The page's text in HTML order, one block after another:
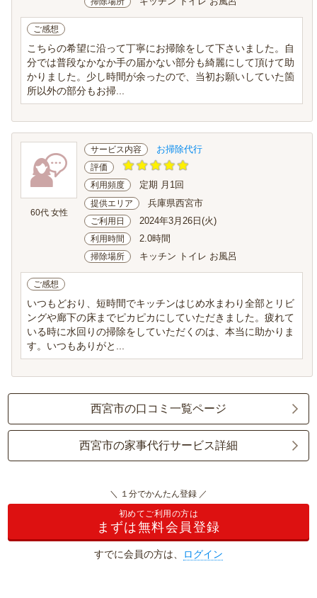
ご感想
こちらの希望に沿って丁寧にお掃除をして下さいました。自
分では普段なかなか手の届かない部分も綺麗にして頂けて助
かりました。少し時間が余ったので、当初お願いしていた箇
所以外の部分もお掃...
60代 女性
サービス内容 お掃除代行
評価
利用頻度
定期 月1回
提供エリア 兵庫県西宮市
ご利用日 2024年3月26日(火)
利用時間 2.0時間
掃除場所 キッチン トイレ お風呂
ご感想
いつもどおり、短時間でキッチンはじめ水まわり全部とリビ
ングや廊下の床までピカピカにしていただきました。疲れて
いる時に水回りの掃除をしていただくのは、本当に助かりま
す。いつもありがと...
西宮市の口コミ一覧ページ
西宮市の家事代行サービス詳細
＼ １分でかんたん登録 ／
初めてご利用の方は
まずは無料会員登録
すでに会員の方は、 ログイン